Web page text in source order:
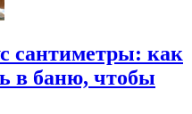
сантиметры: как
в баню, чтобы